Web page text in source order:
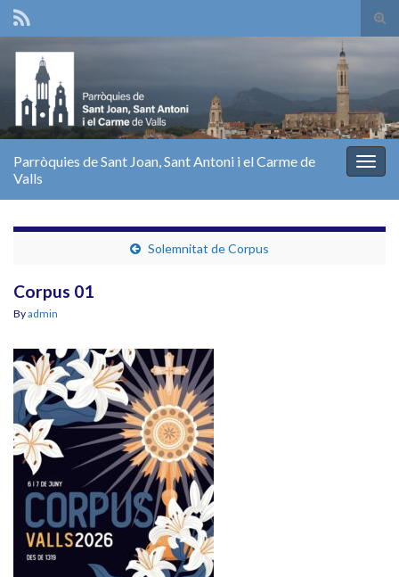
Parròquies de Sant Joan, Sant Antoni i el Carme de
Valls
Solemnitat de Corpus
Corpus 01
Byadmin